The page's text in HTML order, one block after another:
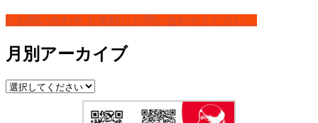
お問い合わせ お気軽にお問い合わせください。
月別アーカイブ